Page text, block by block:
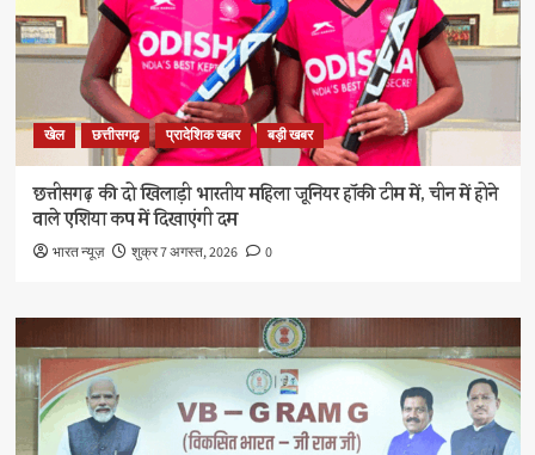
खेल छत्तीसगढ़ प्रादेशिक खबर बड़ी खबर
छत्तीसगढ़ की दो खिलाड़ी भारतीय महिला जूनियर हॉकी टीम में, चीन में होने
वाले एशिया कप में दिखाएंगी दम
भारत न्यूज़ शुक्र 7 अगस्त, 2026 0